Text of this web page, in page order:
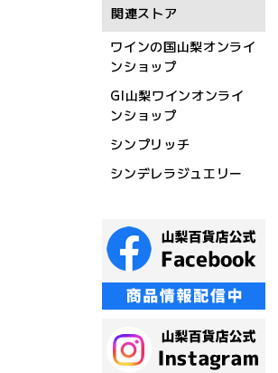
関連ストア
ワインの国山梨オンライ
ンショップ
GI山梨ワインオンライ
ンショップ
シンプリッチ
シンデレラジュエリー